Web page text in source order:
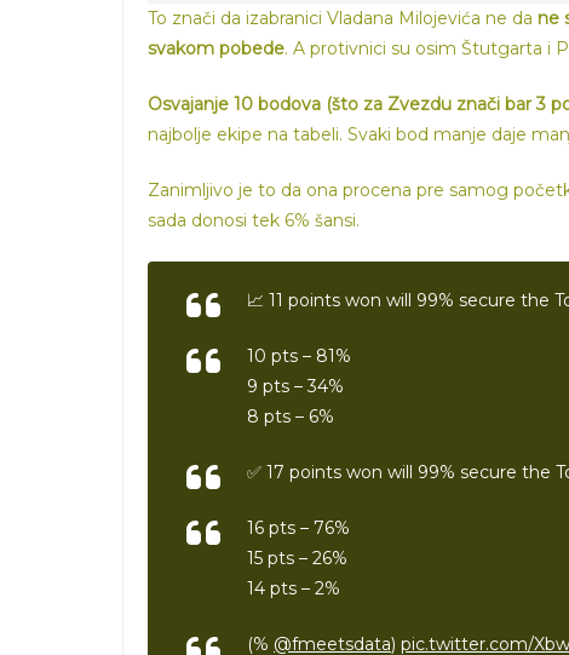
To znači da izabranici Vladana Milojevića ne da ne
svakom pobede. A protivnici su osim Štutgarta i
Osvajanje 10 bodova (što za Zvezdu znači bar 3
najbolje ekipe na tabeli. Svaki bod manje daje
Zanimljivo je to da ona procena pre samog
sada donosi tek 6% šansi.
📈 11 points won will 99% secure the
10 pts – 81%
9 pts – 34%
8 pts – 6%
✅ 17 points won will 99% secure the
16 pts – 76%
15 pts – 26%
14 pts – 2%
(% @fmeetsdata) pic.twitter.com/